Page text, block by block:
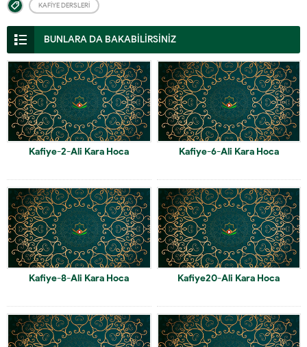
KAFIYE DERSLERI
BUNLARA DA BAKABİLİRSİNİZ
Kafiye-2-Ali Kara Hoca Kafiye-6-Ali Kara Hoca
Kafiye-8-Ali Kara Hoca Kafiye20-Ali Kara Hoca